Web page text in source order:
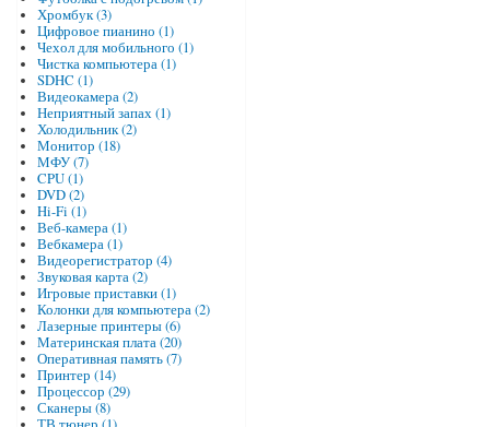
Хромбук (3)
Цифровое пианино (1)
Чехол для мобильного (1)
Чистка компьютера (1)
SDHC (1)
Видеокамера (2)
Неприятный запах (1)
Холодильник (2)
Монитор (18)
МФУ (7)
CPU (1)
DVD (2)
Hi-Fi (1)
Веб-камера (1)
Вебкамера (1)
Видеорегистратор (4)
Звуковая карта (2)
Игровые приставки (1)
Колонки для компьютера (2)
Лазерные принтеры (6)
Материнская плата (20)
Оперативная память (7)
Принтер (14)
Процессор (29)
Сканеры (8)